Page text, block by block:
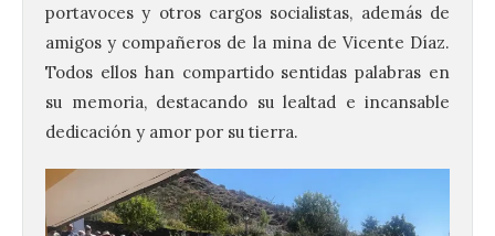
portavoces y otros cargos socialistas, además de
amigos y compañeros de la mina de Vicente Díaz.
Todos ellos han compartido sentidas palabras en
su memoria, destacando su lealtad e incansable
dedicación y amor por su tierra.